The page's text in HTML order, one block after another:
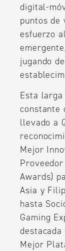
digital-
puntos de
esfuerzo
jugando
Esta
constante
llevado a
Mejor
Proveedor
Awards)
Asia y
hasta
Gaming
destacada
Mejor